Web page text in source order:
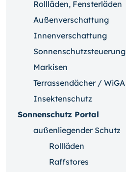
Rollläden, Fensterläden
Außenverschattung
Innenverschattung
Sonnenschutzsteuerung
Markisen
Terrassendächer / WiGA
Insektenschutz
Sonnenschutz Portal
außenliegender Schutz
Rollläden
Raffstores